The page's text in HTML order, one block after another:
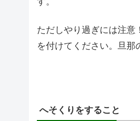
ただしやり過ぎには注意
を付けてください。旦那
へそくりをすること